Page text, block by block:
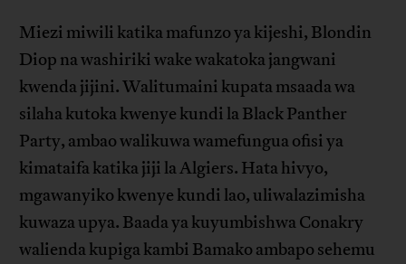
Miezi miwili katika mafunzo ya kijeshi, Blondin
Diop na washiriki wake wakatoka jangwani
kwenda jijini. Walitumaini kupata msaada wa
silaha kutoka kwenye kundi la Black Panther
Party, ambao walikuwa wamefungua ofisi ya
kimataifa katika jiji la Algiers. Hata hivyo,
mgawanyiko kwenye kundi lao, uliwalazimisha
kuwaza upya. Baada ya kuyumbishwa Conakry
walienda kupiga kambi Bamako ambapo sehemu